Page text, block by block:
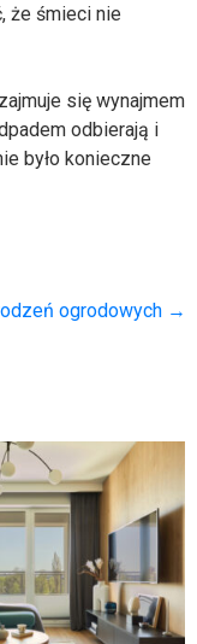
że śmieci nie
zajmuje się wynajmem
odbierają i
było konieczne
ogrodowych →